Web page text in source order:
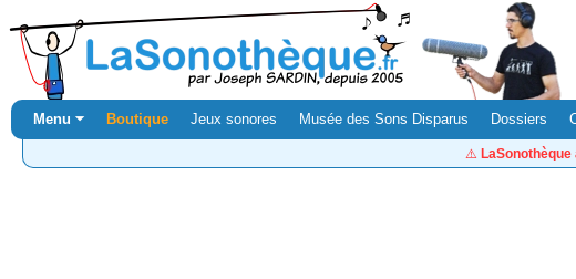
Menu ⏷ Boutique Jeux sonores Musée des Sons Disparus Dossiers
⚠️ LaSonothèque